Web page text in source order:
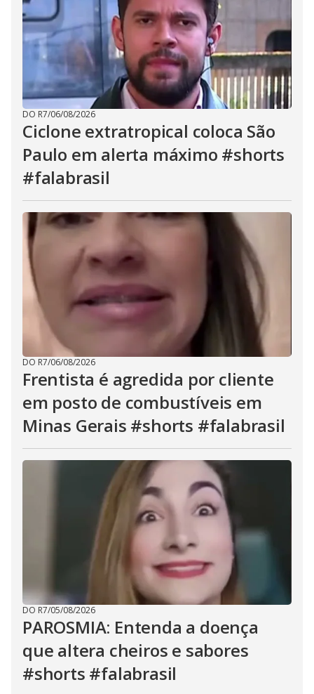
DO R7/06/08/2026
Ciclone extratropical coloca São
Paulo em alerta máximo #shorts
#falabrasil
DO R7/06/08/2026
Frentista é agredida por cliente
em posto de combustíveis em
Minas Gerais #shorts #falabrasil
DO R7/05/08/2026
PAROSMIA: Entenda a doença
que altera cheiros e sabores
#shorts #falabrasil